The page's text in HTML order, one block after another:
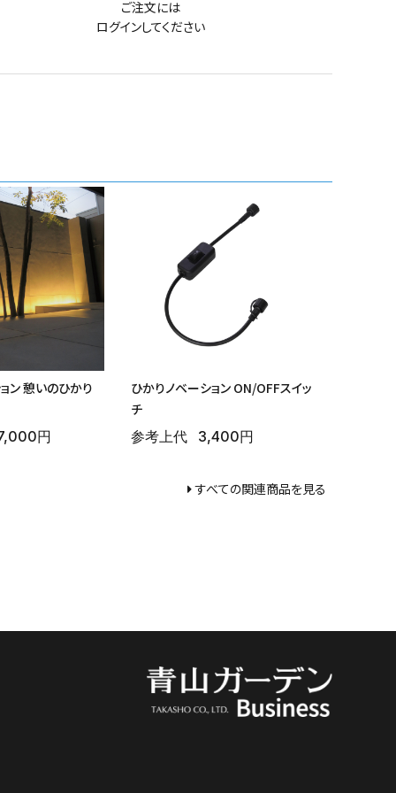
ご注文には
ログインしてください
ン 憩いのひかり
円
ひかりノベーション ON/OFFスイッ
チ
参考上代
3,400円
すべての関連商品を見る